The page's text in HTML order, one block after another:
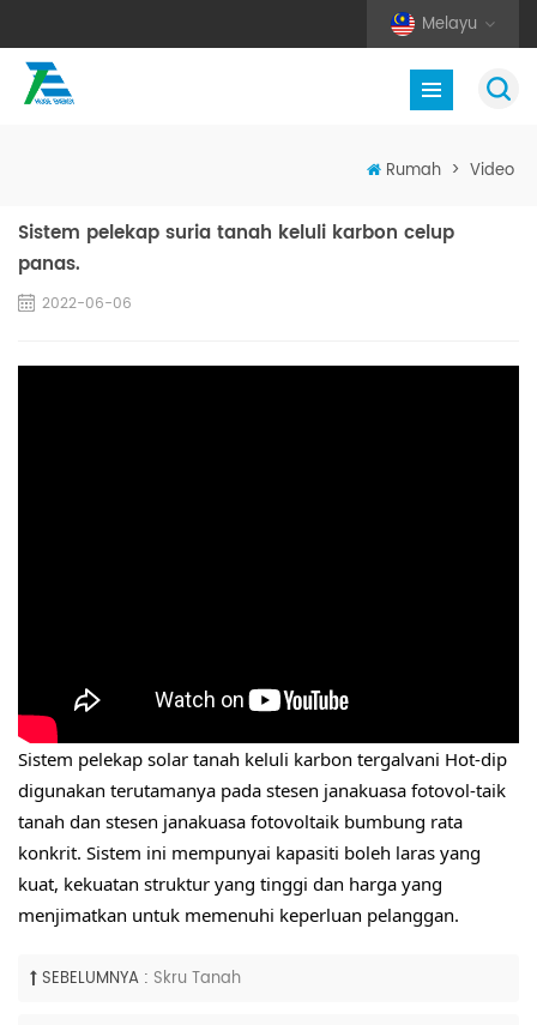
Melayu
Rumah > Video
Sistem pelekap suria tanah keluli karbon celup
panas.
2022-06-06
Sistem pelekap solar tanah keluli karbon tergalvani Hot-dip
digunakan terutamanya pada stesen janakuasa fotovol-taik
tanah dan stesen janakuasa fotovoltaik bumbung rata
konkrit. Sistem ini mempunyai kapasiti boleh laras yang
kuat, kekuatan struktur yang tinggi dan harga yang
menjimatkan untuk memenuhi keperluan pelanggan.
SEBELUMNYA : Skru Tanah